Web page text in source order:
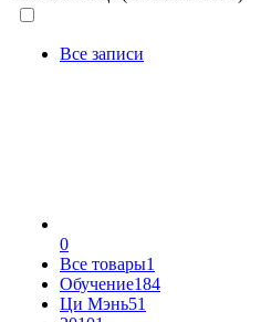
Все записи
0
Все товары1
Обучение184
Ци Мэнь51